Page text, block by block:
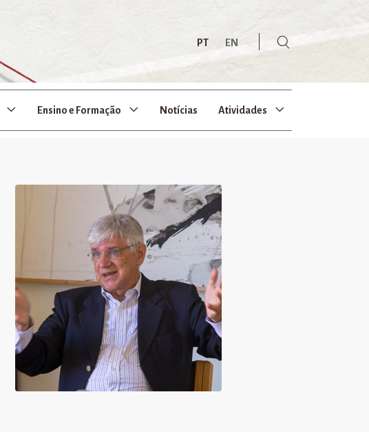
PT EN
Ensino e Formação Notícias Atividades